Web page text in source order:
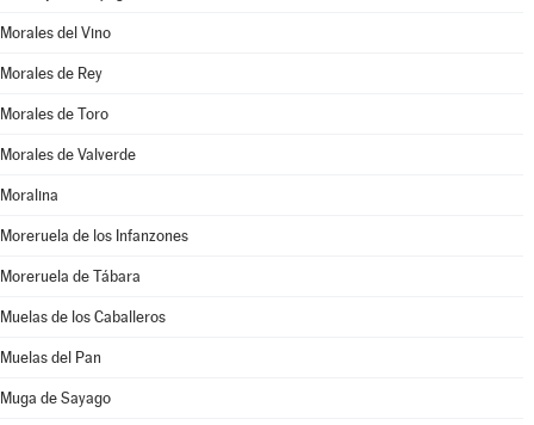
Morales del Vino
Morales de Rey
Morales de Toro
Morales de Valverde
Moralina
Moreruela de los Infanzones
Moreruela de Tábara
Muelas de los Caballeros
Muelas del Pan
Muga de Sayago